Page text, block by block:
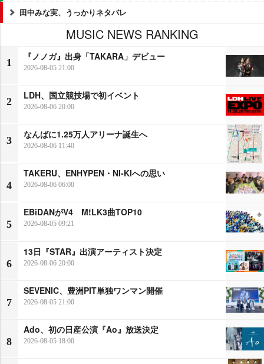
田中みな実、うっかりネタバレ
MUSIC NEWS RANKING
1
『ノノガ』出身「TAKARA」デビュー
2026-08-05 21:00
2
LDH、国立競技場で初イベント
2026-08-06 20:00
3
なんばに1.25万人アリーナ誕生へ
2026-08-06 11:40
4
TAKERU、ENHYPEN・NI-KIへの思い
2026-08-06 06:00
5
EBiDANがV4 M!LK3曲TOP10
2026-08-05 09:21
6
13日『STAR』出演アーティスト決定
2026-08-06 20:00
7
SEVENIC、豊洲PIT単独ワンマン開催
2026-08-05 21:00
8
Ado、初の日産公演『Ao』放送決定
2026-08-05 18:00